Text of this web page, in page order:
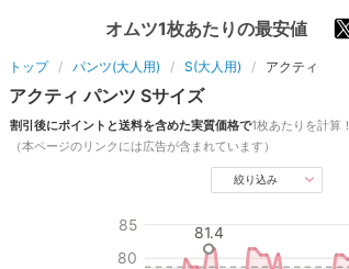
オムツ1枚あたりの最安値
トップ パンツ(大人用) S(大人用) アクティ
アクティ パンツ Sサイズ
割引後にポイントと送料を含めた実質価格で1枚あたりを計算！
（本ページのリンクには広告が含まれています）
絞り込み
80
85 81.4